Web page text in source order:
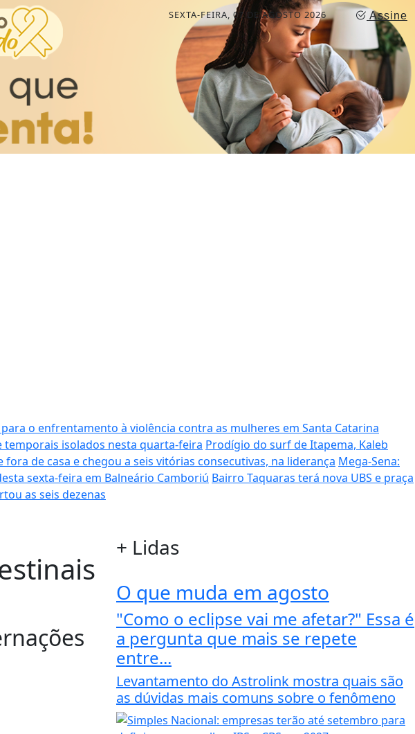
Assine
SEXTA-FEIRA, 07 DE AGOSTO 2026
o enfrentamento à violência contra as mulheres em Santa Catarina
temporais isolados nesta quarta-feira Prodígio do surf de Itapema, Kaleb
fora de casa e chegou a seis vitórias consecutivas, na liderança Mega-Sena:
sexta-feira em Balneário Camboriú Bairro Taquaras terá nova UBS e praça
as seis dezenas
+ Lidas
O que muda em agosto
"Como o eclipse vai me afetar?" Essa é
a pergunta que mais se repete
entre...
Levantamento do Astrolink mostra quais são
as dúvidas mais comuns sobre o fenômeno